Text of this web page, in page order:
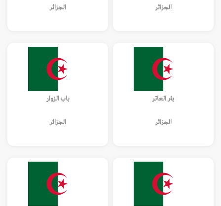
الجزائر الجزائر
بئر العاتر
الجزائر
باب الزوار
الجزائر